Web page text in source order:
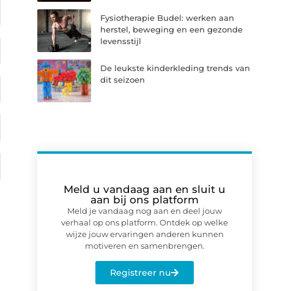
Fysiotherapie Budel: werken aan
herstel, beweging en een gezonde
levensstijl
De leukste kinderkleding trends van
dit seizoen
Meld u vandaag aan en sluit u
aan bij ons platform
Meld je vandaag nog aan en deel jouw
verhaal op ons platform. Ontdek op welke
wijze jouw ervaringen anderen kunnen
motiveren en samenbrengen.
Registreer nu